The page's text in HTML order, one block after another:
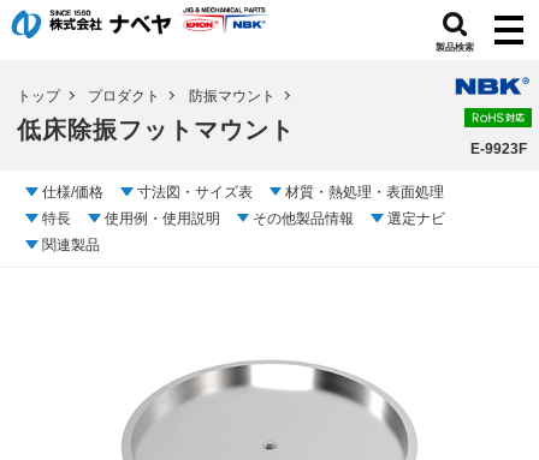
製品検索
トップ プロダクト 防振マウント
低床除振フットマウント
E-9923F
仕様/価格 寸法図・サイズ表
材質・熱処理・表面処理
特長
使用例・使用説明 その他製品情報
選定ナビ
関連製品